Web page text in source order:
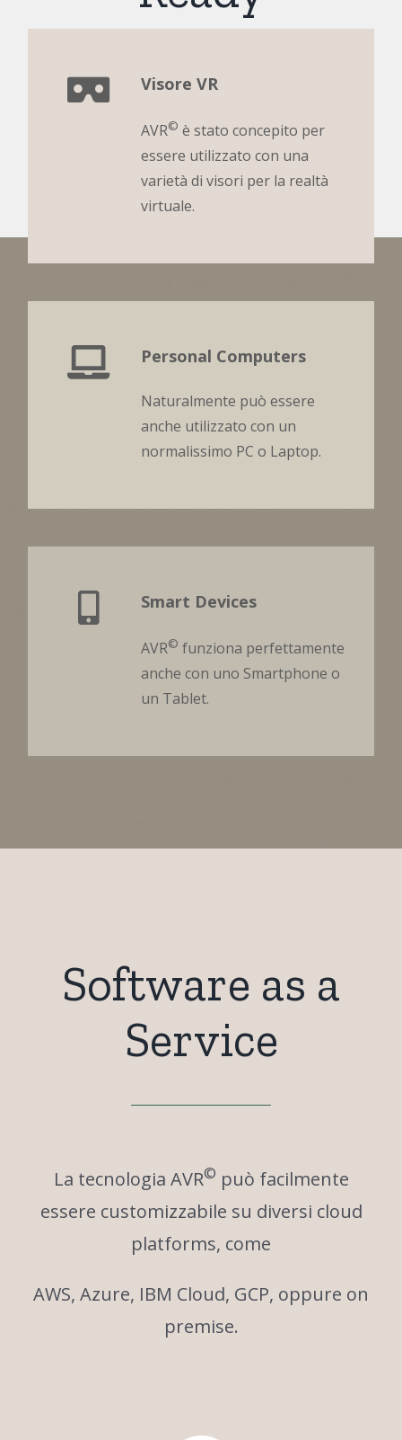
Visore VR
AVR© è stato concepito per
essere utilizzato con una
varietà di visori per la realtà
virtuale.
Personal Computers
Naturalmente può essere
anche utilizzato con un
normalissimo PC o Laptop.
Smart Devices
AVR© funziona perfettamente
anche con uno Smartphone o
un Tablet.
Software as a
Service
La tecnologia AVR© può facilmente
essere customizzabile su diversi cloud
platforms, come
AWS, Azure, IBM Cloud, GCP, oppure on
premise.